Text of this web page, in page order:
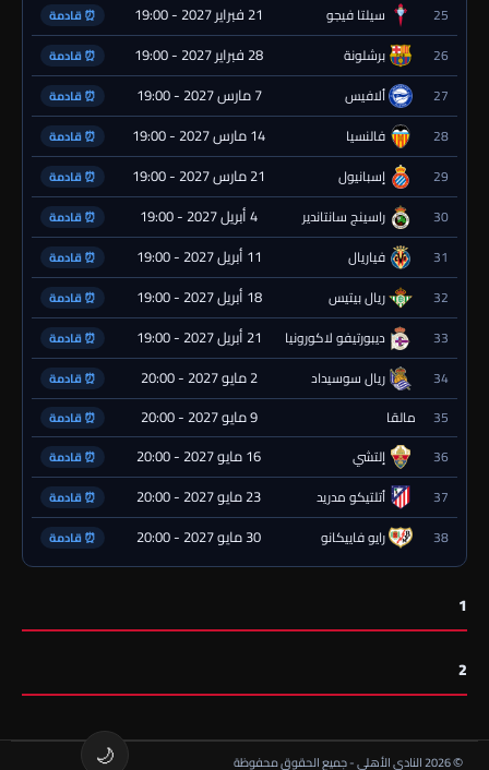
25 سيلتا فيجو 21 فبراير 2027 - 19:00 ⏰ قادمة
26 برشلونة 28 فبراير 2027 - 19:00 ⏰ قادمة
27 ألافيس 7 مارس 2027 - 19:00 ⏰ قادمة
28 فالنسيا 14 مارس 2027 - 19:00 ⏰ قادمة
29 إسبانيول 21 مارس 2027 - 19:00 ⏰ قادمة
30 راسينج سانتاندير 4 أبريل 2027 - 19:00 ⏰ قادمة
31 فياريال 11 أبريل 2027 - 19:00 ⏰ قادمة
32 ريال بيتيس 18 أبريل 2027 - 19:00 ⏰ قادمة
33 ديبورتيفو لاكورونيا 21 أبريل 2027 - 19:00 ⏰ قادمة
34 ريال سوسيداد 2 مايو 2027 - 20:00 ⏰ قادمة
35 مالقا 9 مايو 2027 - 20:00 ⏰ قادمة
36 إلتشي 16 مايو 2027 - 20:00 ⏰ قادمة
37 أتلتيكو مدريد 23 مايو 2027 - 20:00 ⏰ قادمة
38 رايو فاييكانو 30 مايو 2027 - 20:00 ⏰ قادمة
1
2
© 2026 النادي الأهلي - جميع الحقوق محفوظة 🌙